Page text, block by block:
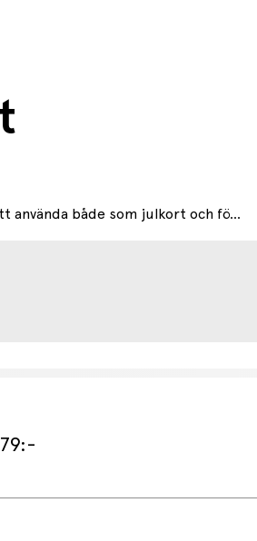
använda både som julkort och fö...